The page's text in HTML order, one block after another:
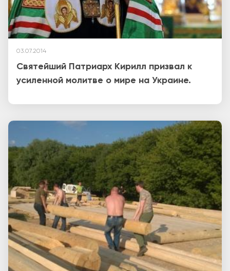
03.07.2014
Святейший Патриарх Кирилл призвал к
усиленной молитве о мире на Украине.